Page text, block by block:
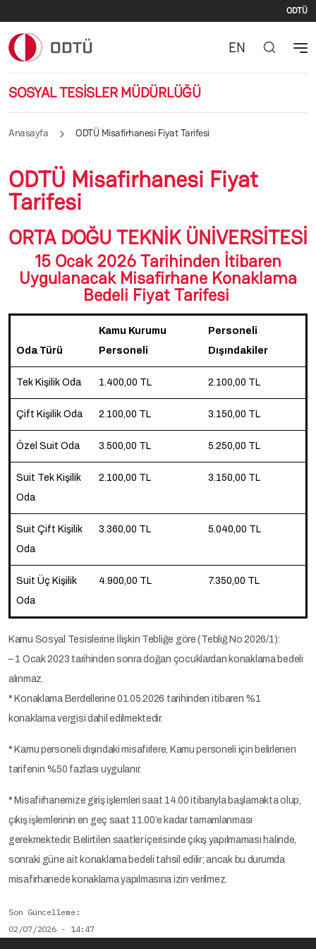
ODTÜ
SOSYAL TESİSLER MÜDÜRLÜĞÜ
EN
Anasayfa ODTÜ Misafirhanesi Fiyat Tarifesi
ODTÜ Misafirhanesi Fiyat
Tarifesi
ORTA DOĞU TEKNİK ÜNİVERSİTESİ
15 Ocak 2026 Tarihinden İtibaren
Uygulanacak Misafirhane Konaklama
Bedeli Fiyat Tarifesi
Oda Türü
Kamu Kurumu
Personeli
Personeli
Dışındakiler
Tek Kişilik Oda 1.400,00 TL 2.100,00 TL
Çift Kişilik Oda 2.100,00 TL 3.150,00 TL
Özel Suit Oda 3.500,00 TL 5.250,00 TL
Suit Tek Kişilik
Oda
2.100,00 TL 3.150,00 TL
Suit Çift Kişilik
Oda
3.360,00 TL 5.040,00 TL
Suit Üç Kişilik
Oda
4.900,00 TL 7.350,00 TL
Kamu Sosyal Tesislerine İlişkin Tebliğe göre (Tebliğ No 2026/1):
– 1 Ocak 2023 tarihinden sonra doğan çocuklardan konaklama bedeli
alınmaz.
* Konaklama Berdellerine 01.05.2026 tarihinden itibaren %1
konaklama vergisi dahil edilmektedir.
* Kamu personeli dışındaki misafirlere, Kamu personeli için belirlenen
tarifenin %50 fazlası uygulanır.
* Misafirhanemize giriş işlemleri saat 14.00 itibarıyla başlamakta olup,
çıkış işlemlerinin en geç saat 11.00’e kadar tamamlanması
gerekmektedir. Belirtilen saatler içerisinde çıkış yapılmaması halinde,
sonraki güne ait konaklama bedeli tahsil edilir; ancak bu durumda
misafirhanede konaklama yapılmasına izin verilmez.
Son Güncelleme
02/07/2026 - 14:47